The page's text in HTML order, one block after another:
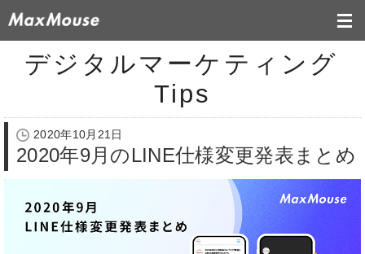
デジタルマーケティング
Tips
2020年10月21日
2020年9月のLINE仕様変更発表まとめ